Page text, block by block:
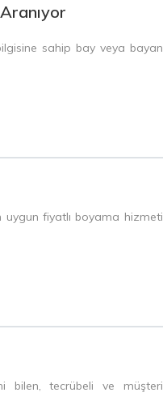
sahip bay veya bayan
uygun fiyatlı boyama hizmeti
bilen, tecrübeli ve müşteri